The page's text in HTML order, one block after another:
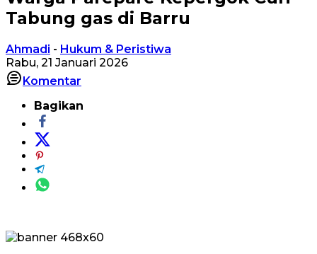
Tabung gas di Barru
Ahmadi - Hukum & Peristiwa
Rabu, 21 Januari 2026
Komentar
Bagikan